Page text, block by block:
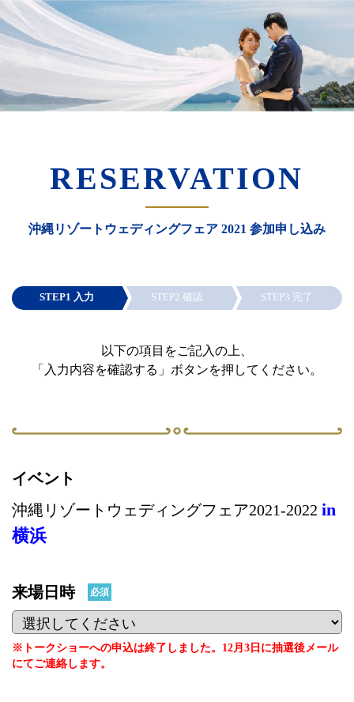
RESERVATION
沖縄リゾートウェディングフェア 2021 参加申し込み
STEP1 入力 STEP2 確認 STEP3 完了
以下の項目をご記入の上、
「入力内容を確認する」ボタンを押してください。
イベント
沖縄リゾートウェディングフェア2021-2022 in
横浜
来場日時 必須
※トークショーへの申込は終了しました。12月3日に抽選後メール
にてご連絡します。